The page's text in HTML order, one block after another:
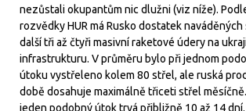
nezůstali okupantům nic dlužni (viz níže).
rozvědky HUR má Rusko dostatek
další tři až čtyři masivní raketové údery na
infrastrukturu. V průměru bylo při jednom
útoku vystřeleno kolem 80 střel, ale ruská
době dosahuje maximálně třiceti střel
jeden podobný útok trvá přibližně 10 až 14 dní.